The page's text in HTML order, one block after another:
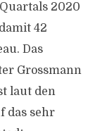
2020
42
Das
Grossmann
laut den
das sehr